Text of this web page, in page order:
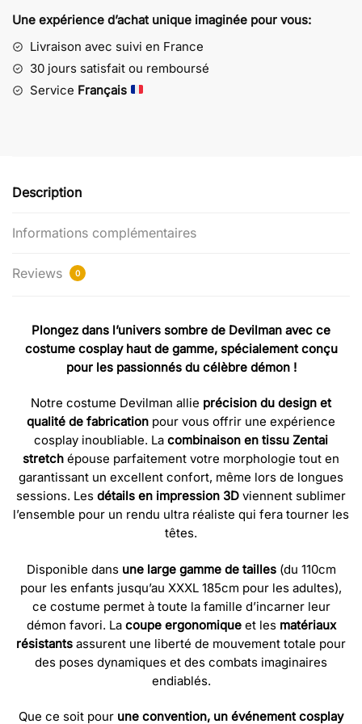
Cosplay
Premium
Une expérience d’achat unique imaginée pour vous:
Livraison avec suivi en France
30 jours satisfait ou remboursé
Service Français
Description
Informations complémentaires
Reviews 0
Plongez dans l’univers sombre de Devilman avec ce
costume cosplay haut de gamme, spécialement conçu
pour les passionnés du célèbre démon !
Notre costume Devilman allie précision du design et
qualité de fabrication pour vous offrir une expérience
cosplay inoubliable. La combinaison en tissu Zentai
stretch épouse parfaitement votre morphologie tout en
garantissant un excellent confort, même lors de longues
sessions. Les détails en impression 3D viennent sublimer
l’ensemble pour un rendu ultra réaliste qui fera tourner les
têtes.
Disponible dans une large gamme de tailles(du 110cm
pour les enfants jusqu’au XXXL 185cm pour les adultes),
ce costume permet à toute la famille d’incarner leur
démon favori. La coupe ergonomiqueet les matériaux
résistants assurent une liberté de mouvement totale pour
des poses dynamiques et des combats imaginaires
endiablés.
Que ce soit pour une convention, un événement cosplay